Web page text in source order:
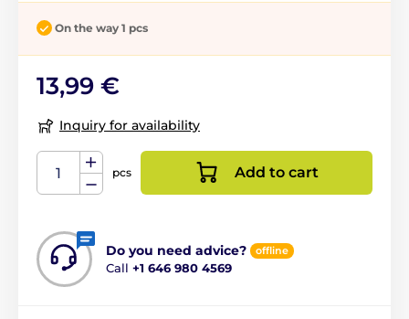
On the way 1 pcs
13,99 €
Inquiry for availability
pcs Add to cart
Do you need advice? offline
Call +1 646 980 4569